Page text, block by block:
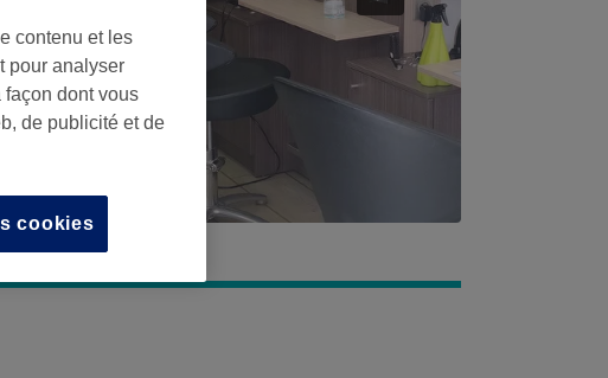
contenu et les
pour analyser
façon dont vous
de publicité et de
cookies